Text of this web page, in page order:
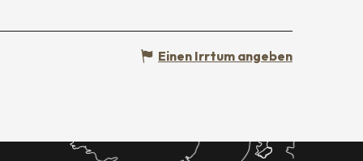
Einen Irrtum angeben